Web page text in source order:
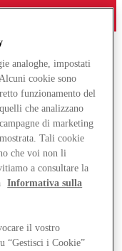
analoghe, impostati
cookie sono
funzionamento del
che analizzano
di marketing
Tali cookie
che voi non li
a consultare la
Informativa sulla
il vostro
“Gestisci i Cookie”